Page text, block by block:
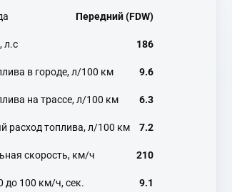
л.с
в городе, л/100 км
на трассе, л/100 км
расход топлива, л/100 км
скорость, км/ч
до 100 км/ч, сек.
Передний (FDW)
186
9.6
6.3
7.2
210
9.1